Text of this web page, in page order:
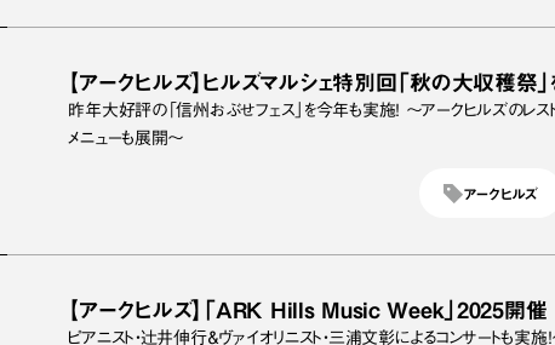
【アークヒルズ】ヒルズマルシェ特別回「秋の大収穫祭
昨年大好評の「信州おぶせフェス」を今年も実施！ ～アークヒルズのレス
メニューも展開～
アークヒルズ
【アークヒルズ】「ARK Hills Music Week」2025開催
ピアニスト・辻井伸行＆ヴァイオリニスト・三浦文彰によるコンサートも実施